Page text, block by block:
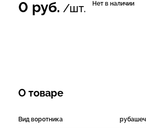
0 руб. /шт. Нет в наличии
О товаре
Вид воротника